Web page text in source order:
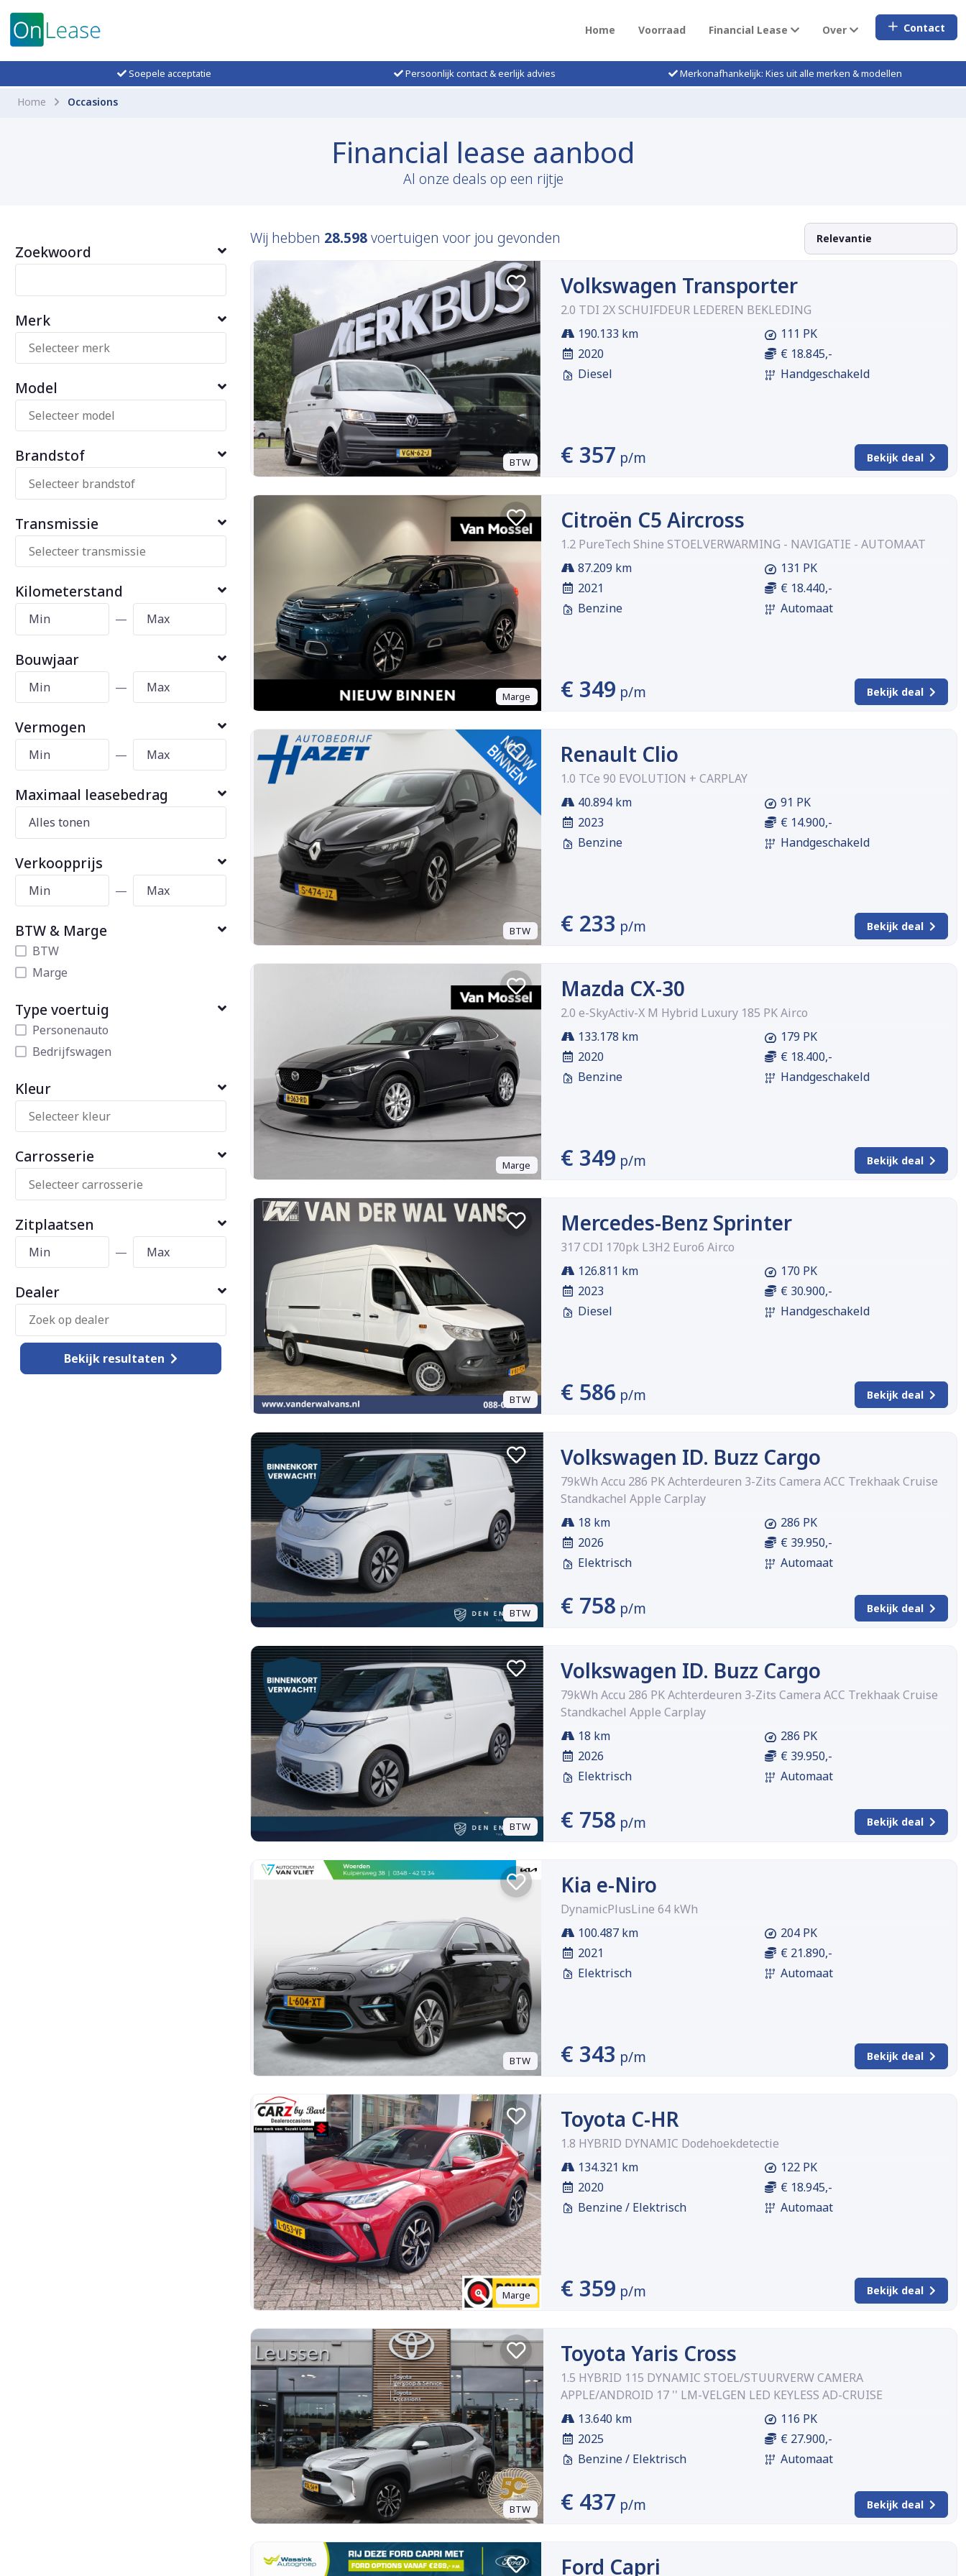
Home Voorraad Financial Lease Over Contact
Soepele acceptatie Persoonlijk contact & eerlijk advies Merkonafhankelijk: Kies uit alle merken & modellen
Home Occasions
Financial lease aanbod
Al onze deals op een rijtje
Zoekwoord
Merk
Model
Brandstof
Transmissie
Kilometerstand
—
Bouwjaar
—
Vermogen
—
Maximaal leasebedrag
Verkoopprijs
—
BTW & Marge
BTW
Marge
Type voertuig
Personenauto
Bedrijfswagen
Kleur
Carrosserie
Zitplaatsen
—
Dealer
Bekijk resultaten
Wij hebben 28.598voertuigen voor jou gevonden
BTW
Volkswagen Transporter
2.0 TDI 2X SCHUIFDEUR LEDEREN BEKLEDING
190.133 km
2020
Diesel
111 PK
€ 18.845,-
Handgeschakeld
€ 357 p/m Bekijk deal
Marge
Citroën C5 Aircross
1.2 PureTech Shine STOELVERWARMING - NAVIGATIE - AUTOMAAT
87.209 km
2021
Benzine
131 PK
€ 18.440,-
Automaat
€ 349 p/m Bekijk deal
BTW
Renault Clio
1.0 TCe 90 EVOLUTION + CARPLAY
40.894 km
2023
Benzine
91 PK
€ 14.900,-
Handgeschakeld
€ 233 p/m Bekijk deal
Marge
Mazda CX-30
2.0 e-SkyActiv-X M Hybrid Luxury 185 PK Airco
133.178 km
2020
Benzine
179 PK
€ 18.400,-
Handgeschakeld
€ 349 p/m Bekijk deal
BTW
Mercedes-Benz Sprinter
317 CDI 170pk L3H2 Euro6 Airco
126.811 km
2023
Diesel
170 PK
€ 30.900,-
Handgeschakeld
€ 586 p/m Bekijk deal
BTW
Volkswagen ID. Buzz Cargo
79kWh Accu 286 PK Achterdeuren 3-Zits Camera ACC Trekhaak Cruise
Standkachel Apple Carplay
18 km
2026
Elektrisch
286 PK
€ 39.950,-
Automaat
€ 758 p/m Bekijk deal
BTW
Volkswagen ID. Buzz Cargo
79kWh Accu 286 PK Achterdeuren 3-Zits Camera ACC Trekhaak Cruise
Standkachel Apple Carplay
18 km
2026
Elektrisch
286 PK
€ 39.950,-
Automaat
€ 758 p/m Bekijk deal
BTW
Kia e-Niro
DynamicPlusLine 64 kWh
100.487 km
2021
Elektrisch
204 PK
€ 21.890,-
Automaat
€ 343 p/m Bekijk deal
Marge
Toyota C-HR
1.8 HYBRID DYNAMIC Dodehoekdetectie
134.321 km
2020
Benzine / Elektrisch
122 PK
€ 18.945,-
Automaat
€ 359 p/m Bekijk deal
BTW
Toyota Yaris Cross
1.5 HYBRID 115 DYNAMIC STOEL/STUURVERW CAMERA
APPLE/ANDROID 17 '' LM-VELGEN LED KEYLESS AD-CRUISE
13.640 km
2025
Benzine / Elektrisch
116 PK
€ 27.900,-
Automaat
€ 437 p/m Bekijk deal
Ford Capri